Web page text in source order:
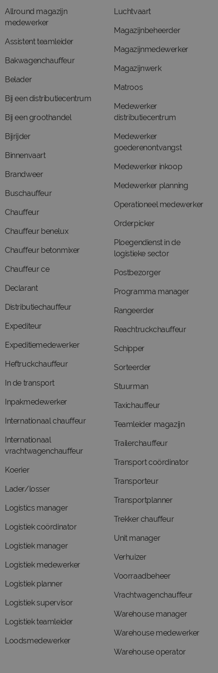
Allround magazijn
medewerker
Assistent teamleider
Bakwagenchauffeur
Belader
Bij een distributiecentrum
Bij een groothandel
Bijrijder
Binnenvaart
Brandweer
Buschauffeur
Chauffeur
Chauffeur benelux
Chauffeur betonmixer
Chauffeur ce
Declarant
Distributiechauffeur
Expediteur
Expeditiemedewerker
Heftruckchauffeur
In de transport
Inpakmedewerker
Internationaal chauffeur
Internationaal
vrachtwagenchauffeur
Koerier
Lader/losser
Logistics manager
Logistiek coördinator
Logistiek manager
Logistiek medewerker
Logistiek planner
Logistiek supervisor
Logistiek teamleider
Loodsmedewerker
Luchtvaart
Magazijnbeheerder
Magazijnmedewerker
Magazijnwerk
Matroos
Medewerker
distributiecentrum
Medewerker
goederenontvangst
Medewerker inkoop
Medewerker planning
Operationeel medewerker
Orderpicker
Ploegendienst in de
logistieke sector
Postbezorger
Programma manager
Rangeerder
Reachtruckchauffeur
Schipper
Sorteerder
Stuurman
Taxichauffeur
Teamleider magazijn
Trailerchauffeur
Transport coördinator
Transporteur
Transportplanner
Trekker chauffeur
Unit manager
Verhuizer
Voorraadbeheer
Vrachtwagenchauffeur
Warehouse manager
Warehouse medewerker
Warehouse operator